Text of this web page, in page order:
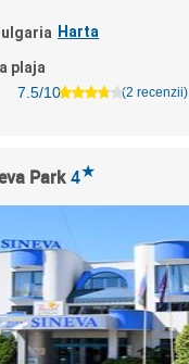
Harta
plaja
7.5/10
(2 recenzii)
Park 4★